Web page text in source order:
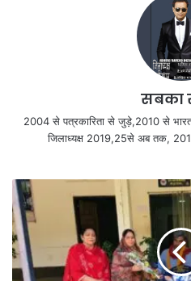
सबका
2004 से पत्रकारिता से जुड़े,2010 से
जिलाध्यक्ष 2019,25से अब तक,